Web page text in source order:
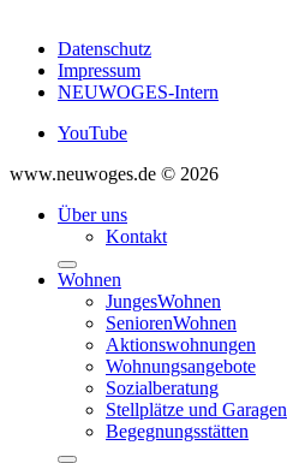
Datenschutz
Impressum
NEUWOGES-Intern
YouTube
www.neuwoges.de © 2026
Über uns
Kontakt
Wohnen
JungesWohnen
SeniorenWohnen
Aktionswohnungen
Wohnungsangebote
Sozialberatung
Stellplätze und Garagen
Begegnungsstätten